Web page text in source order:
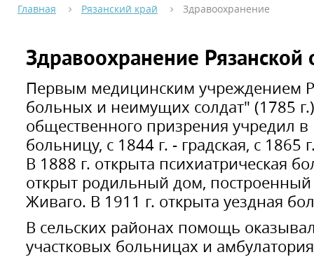
Главная Рязанский край Здравоохранение
Здравоохранение Рязанской
Первым медицинским учреждением
больных и неимущих солдат" (1785
общественного призрения учредил в
больницу, с 1844 г. - градская, с 1865
В 1888 г. открыта психиатрическая
открыт родильный дом, построенный
Живаго. В 1911 г. открыта уездная
В сельских районах помощь
участковых больницах и